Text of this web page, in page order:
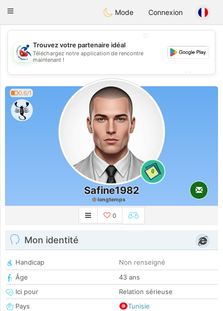
Handi Space
Toggle
Mode Connexion
💖
💕
Trouvez votre partenaire idéal
Téléchargez notre application de rencontre
maintenant !
0.6/1
0
Safine1982
longtemps
0
Mon identité
Handicap
Non renseigné
Âge
43 ans
Ici pour
Relation sérieuse
Pays
Tunisie